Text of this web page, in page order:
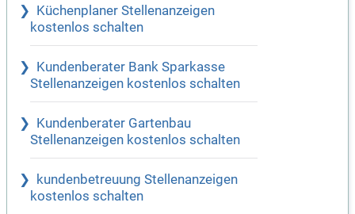
Küchenplaner Stellenanzeigen
kostenlos schalten
Kundenberater Bank Sparkasse
Stellenanzeigen kostenlos schalten
Kundenberater Gartenbau
Stellenanzeigen kostenlos schalten
kundenbetreuung Stellenanzeigen
kostenlos schalten